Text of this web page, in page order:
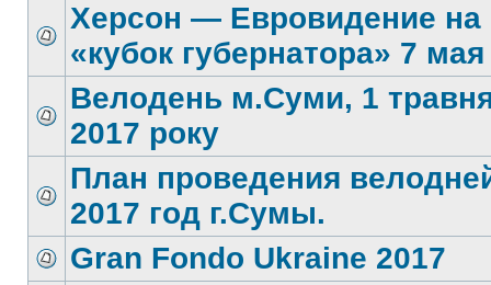
Херсон — Евровидение на
«кубок губернатора» 7 мая
Велодень м.Суми, 1
2017 року
План проведения
2017 год г.Сумы.
Gran Fondo Ukraine 2017